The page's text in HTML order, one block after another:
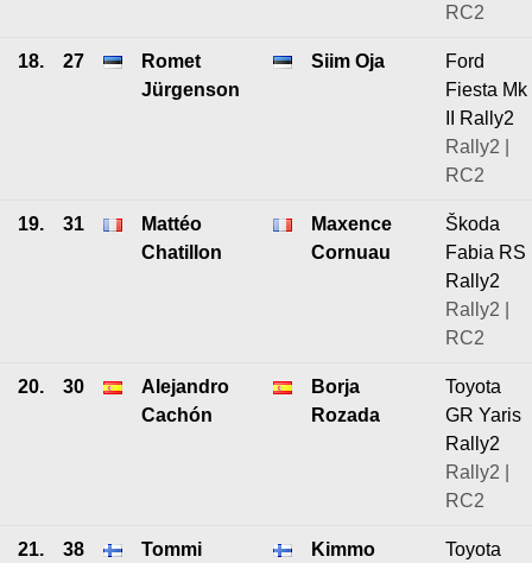
RC2
18. 27
Romet
Jürgenson
Siim Oja
Ford
Fiesta Mk
II Rally2
Rally2 |
RC2
19. 31
Mattéo
Chatillon
Maxence
Cornuau
Škoda
Fabia RS
Rally2
Rally2 |
RC2
20. 30
Alejandro
Cachón
Borja
Rozada
Toyota
GR Yaris
Rally2
Rally2 |
RC2
21. 38
Tommi
Kimmo
Toyota